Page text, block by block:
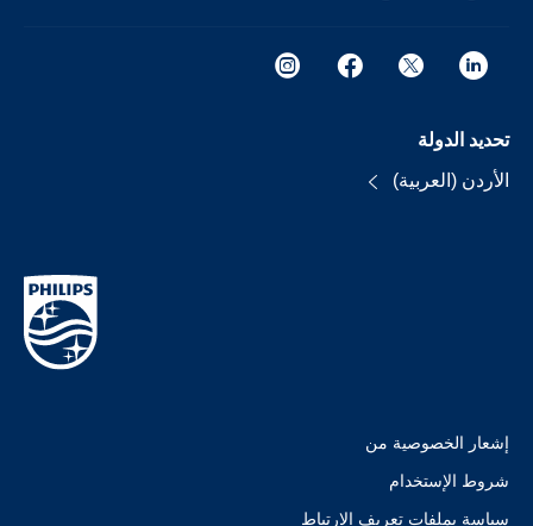
تحديد الدولة
الأردن (العربية)
إشعار الخصوصية من
شروط الإستخدام
سياسة بملفات تعريف الارتباط